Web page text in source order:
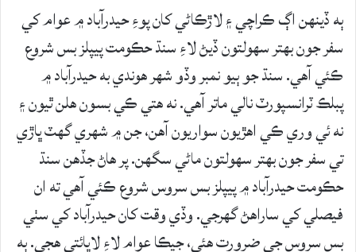
ٻه ڏينهن اڳ ڪراچي ۽ لاڙڪاڻي کان پوءِ حيدرآباد ۾ عوام کي
سفر جون بهتر سهولتون ڏيڻ لاءِ سنڌ حڪومت پيپلز بس شروع
ڪئي آهي. سنڌ جو ٻيو نمبر وڏو شهر هوندي به حيدرآباد ۾
پبلڪ ٽرانسپورٽ نالي ماتر آهي. نه هتي ڪي بسون هلن ٿيون ۽
نه ئي وري ڪي اهڙيون سواريون آهن، جن ۾ شهري گهٽ ڀاڙي
تي سفر جون بهتر سهولتون ماڻي سگهن. پر هاڻ جڏهن سنڌ
حڪومت حيدرآباد ۾ پيپلز بس سروس شروع ڪئي آهي ته ان
فيصلي کي ساراهڻ گهرجي. وڏي وقت کان حيدرآباد کي سٺي
بس سروس جي ضرورت هئي، جيڪا عوام لاءِ لاڀائتي هجي. ٻه